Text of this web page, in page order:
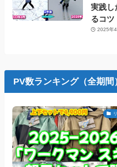
実践し
るコツ
2025年
PV数ランキング（全期間